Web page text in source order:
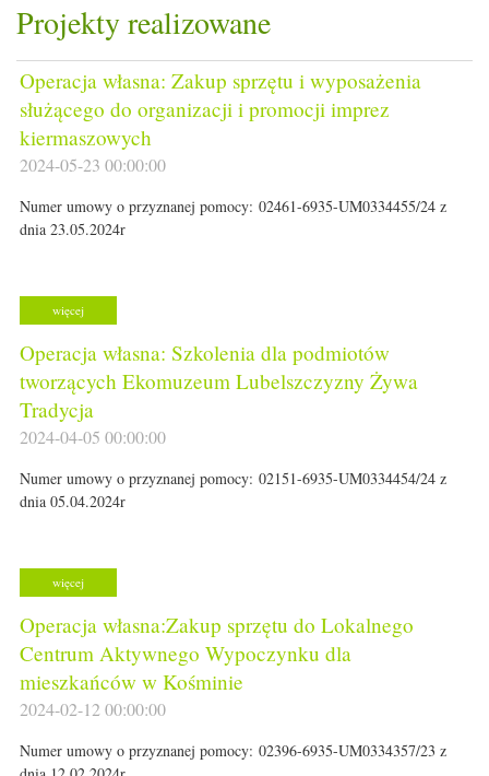
Projekty realizowane
Operacja własna: Zakup sprzętu i wyposażenia
służącego do organizacji i promocji imprez
kiermaszowych
2024-05-23 00:00:00
Numer umowy o przyznanej pomocy: 02461-6935-UM0334455/24 z
dnia 23.05.2024r
więcej
Operacja własna: Szkolenia dla podmiotów
tworzących Ekomuzeum Lubelszczyzny Żywa
Tradycja
2024-04-05 00:00:00
Numer umowy o przyznanej pomocy: 02151-6935-UM0334454/24 z
dnia 05.04.2024r
więcej
Operacja własna:Zakup sprzętu do Lokalnego
Centrum Aktywnego Wypoczynku dla
mieszkańców w Kośminie
2024-02-12 00:00:00
Numer umowy o przyznanej pomocy: 02396-6935-UM0334357/23 z